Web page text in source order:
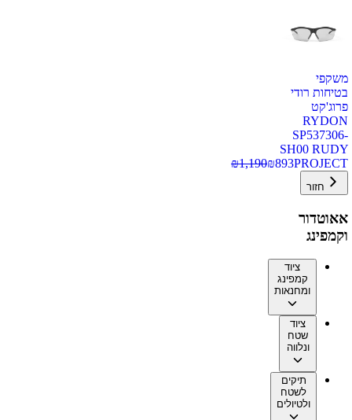
משקפי
בטיחות רודי
פרוג'קט
RYDON
SP537306-
SH00 RUDY
PROJECT
₪893
₪1,190
חזור
אאוטדור
וקמפינג
ציוד
קמפינג
ומחנאות
ציוד
שטח
ונלווה
תיקים
לשטח
ולטיולים